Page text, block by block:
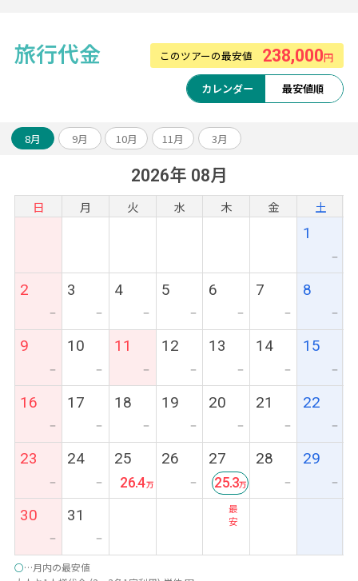
旅行代金 このツアーの最安値 238,000円
カレンダー 最安値順
8月 9月 10月 11月 3月
2026年 08月
日 月 火 水 木 金 土
1
ー
2
ー
3
ー
4
ー
5
ー
6
ー
7
ー
8
ー
9
ー
10
ー
11
ー
12
ー
13
ー
14
ー
15
ー
16
ー
17
ー
18
ー
19
ー
20
ー
21
ー
22
ー
23
ー
24
ー
25
26.4
26
ー
27
最
安
25.3
28
ー
29
ー
30
ー
31
ー
○…月内の最安値